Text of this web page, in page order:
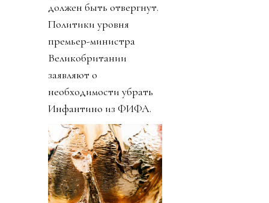
должен быть отвергнут.
Политики уровня
премьер-министра
Великобритании
заявляют о
необходимости убрать
Инфантино из ФИФА.